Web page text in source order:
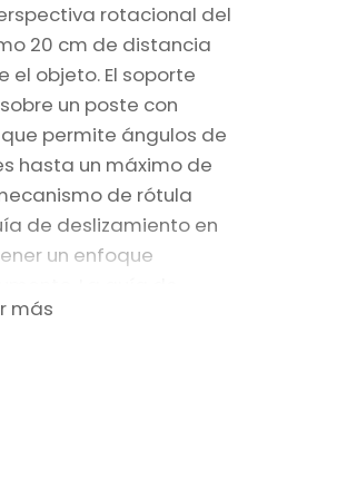
rotacional del
20 cm de distancia
objeto. El soporte
un poste con
permite ángulos de
hasta un máximo de
de rótula
de deslizamiento en
un enfoque
sobre cualquier
de este soporte
colocación sin
ergonómico bien